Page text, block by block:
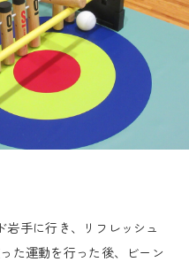
手に行き、リフレッシュ
た運動を行った後、ビーン